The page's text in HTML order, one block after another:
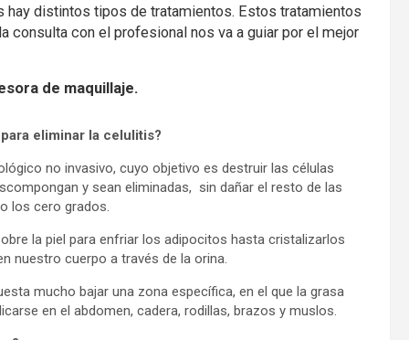
distintos tipos de tratamientos. Estos tratamientos
consulta con el profesional nos va a guiar por el mejor
de maquillaje.
eliminar la celulitis?
no invasivo, cuyo objetivo es destruir las células
y sean eliminadas, sin dañar el resto de las
los cero grados.
la piel para enfriar los adipocitos hasta cristalizarlos
nuestro cuerpo a través de la orina.
mucho bajar una zona específica, en el que la grasa
en el abdomen, cadera, rodillas, brazos y muslos.